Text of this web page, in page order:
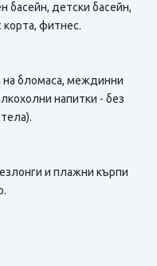
басейн, детски басейн,
корта, фитнес.
на бломаса, междинни
напитки - без
и плажни кърпи